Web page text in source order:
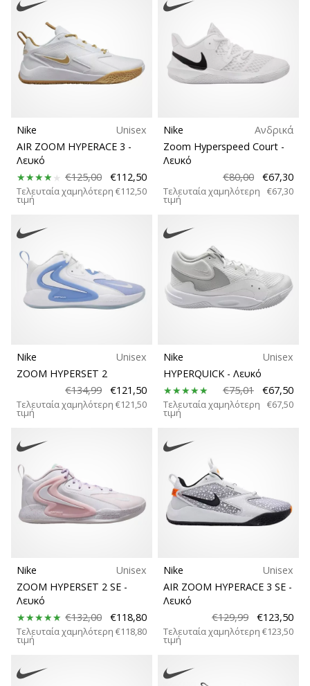
Nike
Unisex
AIR ZOOM HYPERACE 3 -
Λευκό
€125,00
€112,50
Τελευταία χαμηλότερη
τιμή
€112,50
Nike
Ανδρικά
Zoom Hyperspeed Court -
Λευκό
€80,00
€67,30
Τελευταία χαμηλότερη
τιμή
€67,30
Nike
Unisex
ZOOM HYPERSET 2
€134,99
€121,50
Τελευταία χαμηλότερη
τιμή
€121,50
Nike
Unisex
HYPERQUICK - Λευκό
€75,01
€67,50
Τελευταία χαμηλότερη
τιμή
€67,50
Nike
Unisex
ZOOM HYPERSET 2 SE -
Λευκό
€132,00
€118,80
Τελευταία χαμηλότερη
τιμή
€118,80
Nike
Unisex
AIR ZOOM HYPERACE 3 SE -
Λευκό
€129,99
€123,50
Τελευταία χαμηλότερη
τιμή
€123,50